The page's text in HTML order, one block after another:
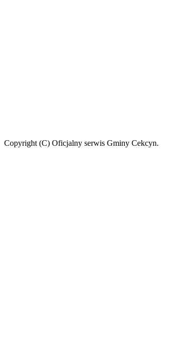
Copyright (C) Oficjalny serwis Gminy Cekcyn.